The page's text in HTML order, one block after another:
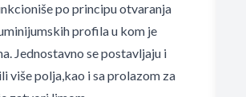
po principu otvaranja
profila u kom je
Jednostavno se postavljaju i
više polja,kao i sa prolazom za